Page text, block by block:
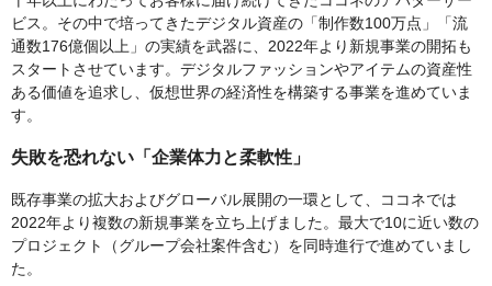
ビス。その中で培ってきたデジタル資産の「制作数100万点」「流
通数176億個以上」の実績を武器に、2022年より新規事業の開拓も
スタートさせています。デジタルファッションやアイテムの資産性
ある価値を追求し、仮想世界の経済性を構築する事業を進めていま
す。
失敗を恐れない「企業体力と柔軟性」
既存事業の拡大およびグローバル展開の一環として、ココネでは
2022年より複数の新規事業を立ち上げました。最大で10に近い数の
プロジェクト（グループ会社案件含む）を同時進行で進めていまし
た。